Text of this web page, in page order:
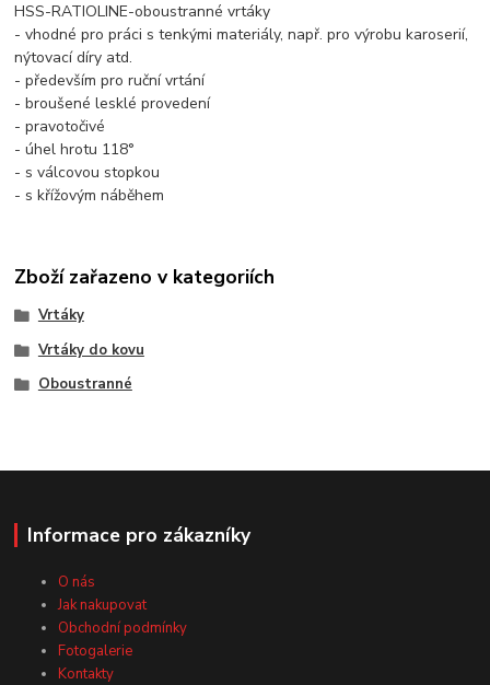
HSS-RATIOLINE-oboustranné vrtáky
- vhodné pro práci s tenkými materiály, např. pro výrobu karoserií,
nýtovací díry atd.
- především pro ruční vrtání
- broušené lesklé provedení
- pravotočivé
- úhel hrotu 118°
- s válcovou stopkou
- s křížovým náběhem
Zboží zařazeno v kategoriích
Vrtáky
Vrtáky do kovu
Oboustranné
Informace pro zákazníky
O nás
Jak nakupovat
Obchodní podmínky
Fotogalerie
Kontakty